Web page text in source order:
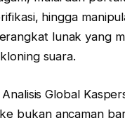
hingga
lunak yang
suara.
Global
bukan ancaman